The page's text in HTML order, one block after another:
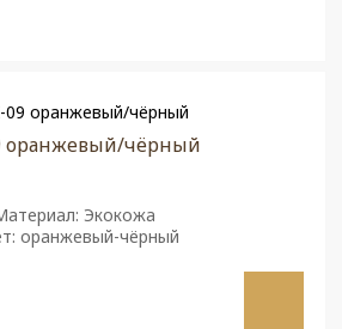
оранжевый/чёрный
Экокожа
оранжевый-чёрный